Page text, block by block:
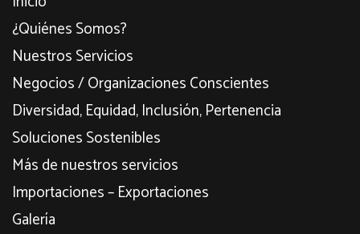
¿Quiénes Somos?
Nuestros Servicios
Negocios / Organizaciones Conscientes
Diversidad, Equidad, Inclusión, Pertenencia
Soluciones Sostenibles
Más de nuestros servicios
Importaciones – Exportaciones
Galería